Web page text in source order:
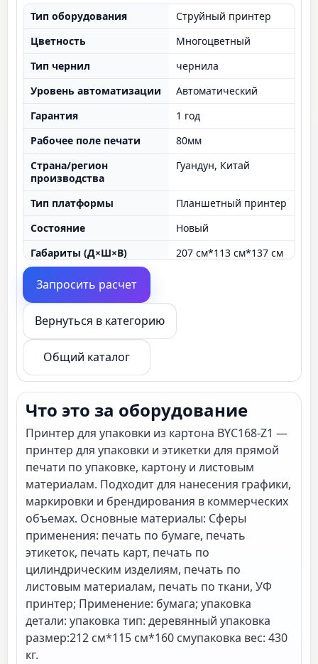
Тип оборудования
Струйный принтер
Цветность
Многоцветный
Тип чернил
чернила
Уровень автоматизации
Автоматический
Гарантия
1 год
Рабочее поле печати
80мм
Страна/регион
производства
Гуандун, Китай
Тип платформы
Планшетный принтер
Состояние
Новый
Габариты (Д×Ш×В)
207 см*113 см*137 см
Сферы применения
Напряжение
Наименование
BYC168-Z1
Печатающая голова
HP печать голова
Разрешение
600 точек/дюйм* 1200
Рабочее поле печати
215 мм
Применение
бумага
Гарантия
год гарантия( печать голова)
операционная система
7/10
упаковка детали
упаковка тип: деревянный
размер:212 см*115 см*160
430 кг
Запросить расчет
Вернуться в категорию
Общий каталог
Что это за оборудование
Принтер для упаковки из картона BYC168-Z1 —
принтер для упаковки и этикетки для прямой
печати по упаковке, картону и листовым
материалам. Подходит для нанесения графики,
маркировки и брендирования в коммерческих
объемах. Основные материалы: Сферы
применения: печать по бумаге, печать
этикеток, печать карт, печать по
цилиндрическим изделиям, печать по
листовым материалам, печать по ткани, УФ
принтер; Применение: бумага; упаковка
детали: упаковка тип: деревянный упаковка
размер:212 см*115 см*160 смупаковка вес: 430
кг.